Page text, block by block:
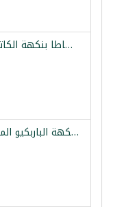
طرد شيبس بطاطا بنكهة الكاتشب فانتازيا 12×90غ
طرد شيبس بطاطا بنكهة الباربكيو المدخن فانتازيا 12×90غ